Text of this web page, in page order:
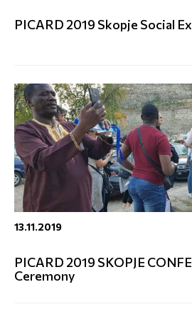
PICARD 2019 Skopje Social
13.11.2019
PICARD 2019 SKOPJE
Ceremony